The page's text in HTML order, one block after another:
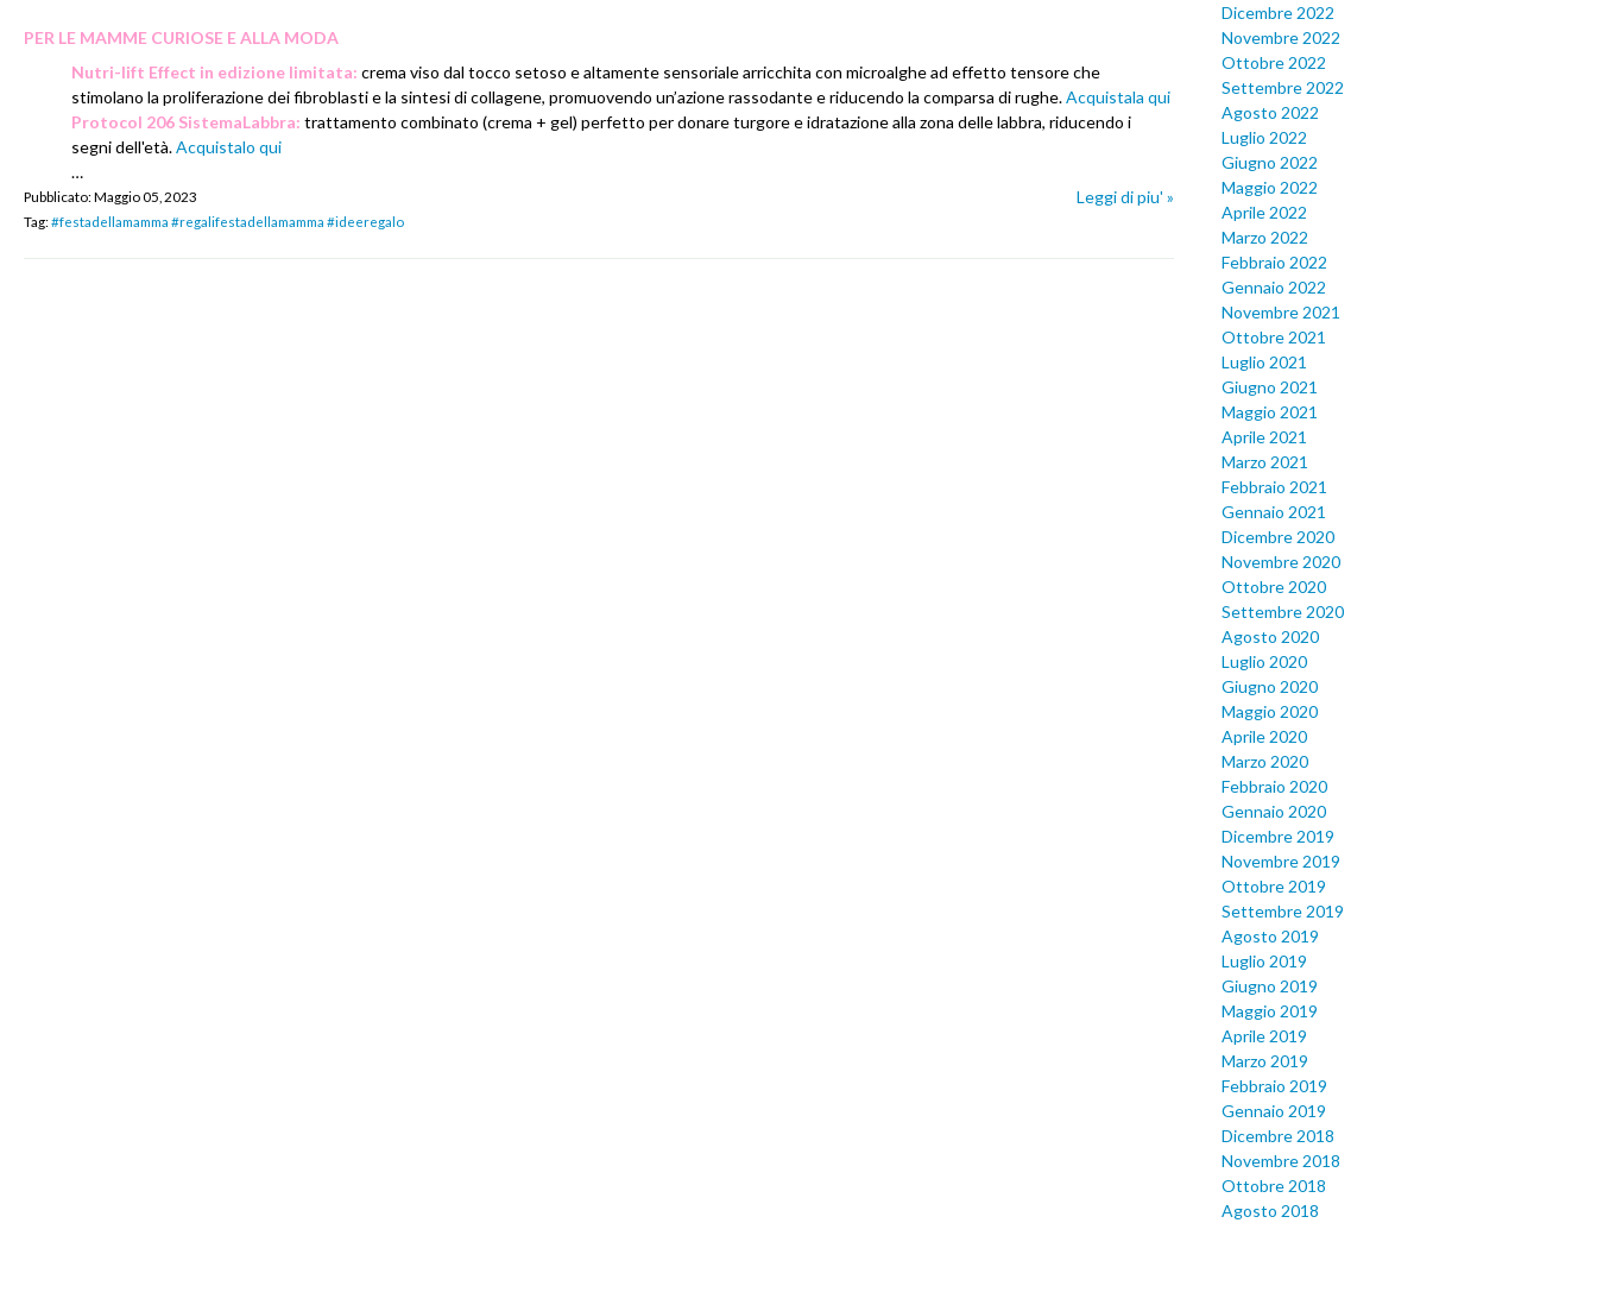
PER LE MAMME CURIOSE E ALLA MODA
Nutri-lift Effect in edizione limitata: crema viso dal tocco setoso e altamente sensoriale arricchita con microalghe ad effetto tensore che
stimolano la proliferazione dei fibroblasti e la sintesi di collagene, promuovendo un’azione rassodante e riducendo la comparsa di rughe.Acquistala qui
Protocol 206 SistemaLabbra: trattamento combinato (crema + gel) perfetto per donare turgore e idratazione alla zona delle labbra, riducendo i
segni dell'età.Acquistalo qui
…
Pubblicato:Maggio 05, 2023
Tag:#festadellamamma #regalifestadellamamma #ideeregalo
Leggi di piu' »
Dicembre 2022
Novembre 2022
Ottobre 2022
Settembre 2022
Agosto 2022
Luglio 2022
Giugno 2022
Maggio 2022
Aprile 2022
Marzo 2022
Febbraio 2022
Gennaio 2022
Novembre 2021
Ottobre 2021
Luglio 2021
Giugno 2021
Maggio 2021
Aprile 2021
Marzo 2021
Febbraio 2021
Gennaio 2021
Dicembre 2020
Novembre 2020
Ottobre 2020
Settembre 2020
Agosto 2020
Luglio 2020
Giugno 2020
Maggio 2020
Aprile 2020
Marzo 2020
Febbraio 2020
Gennaio 2020
Dicembre 2019
Novembre 2019
Ottobre 2019
Settembre 2019
Agosto 2019
Luglio 2019
Giugno 2019
Maggio 2019
Aprile 2019
Marzo 2019
Febbraio 2019
Gennaio 2019
Dicembre 2018
Novembre 2018
Ottobre 2018
Agosto 2018